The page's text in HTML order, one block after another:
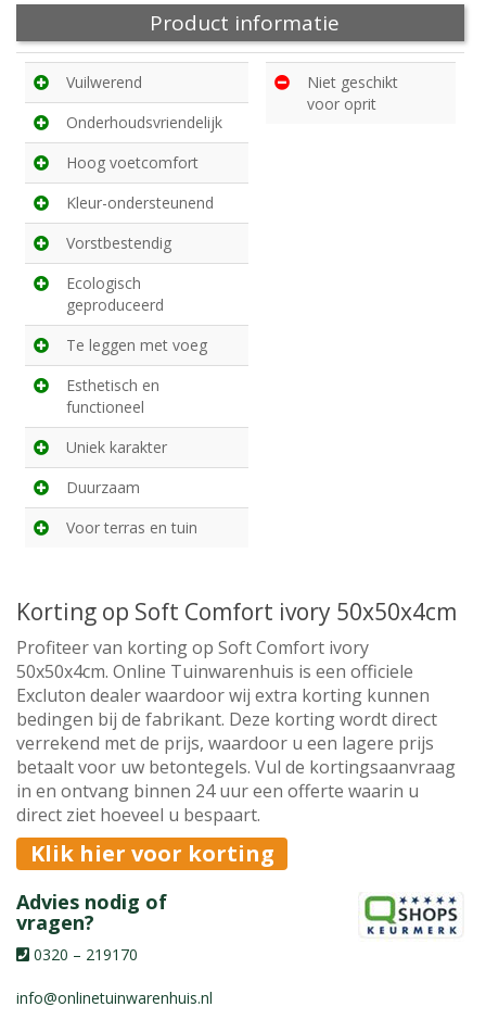
Product informatie
Vuilwerend
Onderhoudsvriendelijk
Hoog voetcomfort
Kleur-ondersteunend
Vorstbestendig
Ecologisch
geproduceerd
Te leggen met voeg
Esthetisch en
functioneel
Uniek karakter
Duurzaam
Voor terras en tuin
Niet geschikt
voor oprit
Korting op Soft Comfort ivory 50x50x4cm
Profiteer van korting op Soft Comfort ivory
50x50x4cm. Online Tuinwarenhuis is een officiele
Excluton dealer waardoor wij extra korting kunnen
bedingen bij de fabrikant. Deze korting wordt direct
verrekend met de prijs, waardoor u een lagere prijs
betaalt voor uw betontegels. Vul de kortingsaanvraag
in en ontvang binnen 24 uur een offerte waarin u
direct ziet hoeveel u bespaart.
Klik hier voor korting
Advies nodig of
vragen?
0320 – 219170
info@onlinetuinwarenhuis.nl